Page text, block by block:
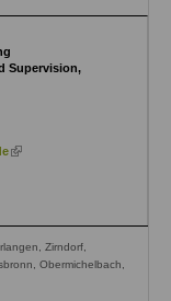
Supervision,
(link
Zirndorf,
Obermichelbach,